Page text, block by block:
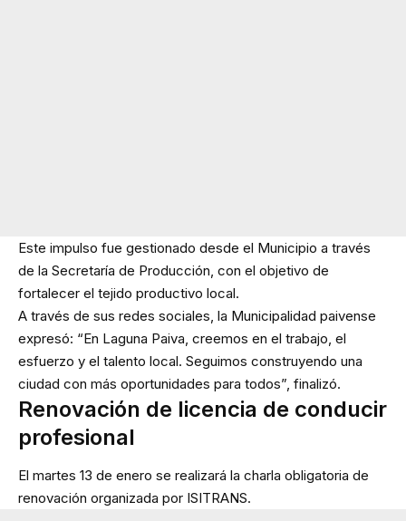
Este impulso fue gestionado desde el Municipio a través
de la Secretaría de Producción, con el objetivo de
fortalecer el tejido productivo local.
A través de sus redes sociales, la Municipalidad paivense
expresó: “En Laguna Paiva, creemos en el trabajo, el
esfuerzo y el talento local. Seguimos construyendo una
ciudad con más oportunidades para todos”, finalizó.
Renovación de licencia de conducir
profesional
El martes 13 de enero se realizará la charla obligatoria de
renovación organizada por ISITRANS.